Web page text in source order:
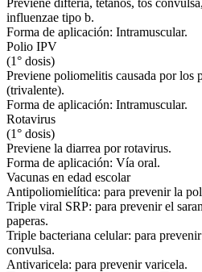
influenzae tipo b.
Forma de aplicación: Intramuscular.
Polio IPV
(1° dosis)
Previene poliomelitis causada por
(trivalente).
Forma de aplicación: Intramuscular.
Rotavirus
(1° dosis)
Previene la diarrea por rotavirus.
Forma de aplicación: Vía oral.
Vacunas en edad escolar
Antipoliomielítica: para prevenir la
Triple viral SRP: para prevenir el
paperas.
Triple bacteriana celular: para
convulsa.
Antivaricela: para prevenir varicela.